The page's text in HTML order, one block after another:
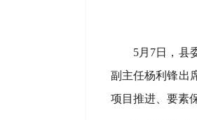
5月7日，县
副主任杨利锋出
项目推进、要素